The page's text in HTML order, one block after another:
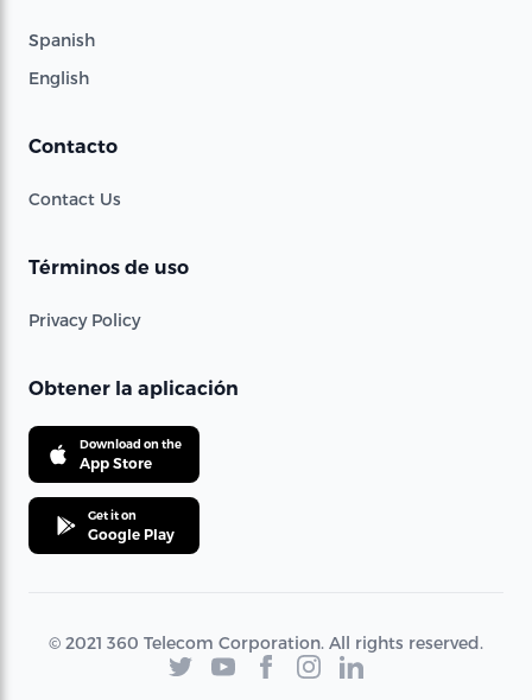
Spanish
English
Contacto
Contact Us
Términos de uso
Privacy Policy
Obtener la aplicación
Download on the
App Store
Get it on
Google Play
© 2021 360 Telecom Corporation. All rights reserved.